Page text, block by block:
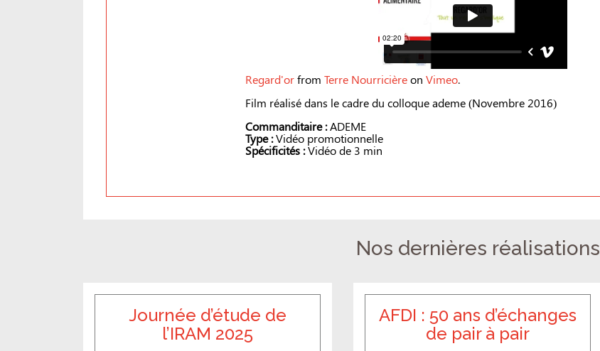
Regard'orfrom Terre Nourricièreon Vimeo.
Film réalisé dans le cadre du colloque ademe (Novembre 2016)
Commanditaire :ADEME
Type :Vidéo promotionnelle
Spécificités :Vidéo de 3 min
Nos dernières réalisations
Journée d’étude de
l’IRAM 2025
AFDI : 50 ans d’échanges
de pair à pair